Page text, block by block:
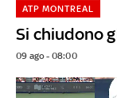
Si chiudono
ATP MONTREAL
09 ago - 08:00